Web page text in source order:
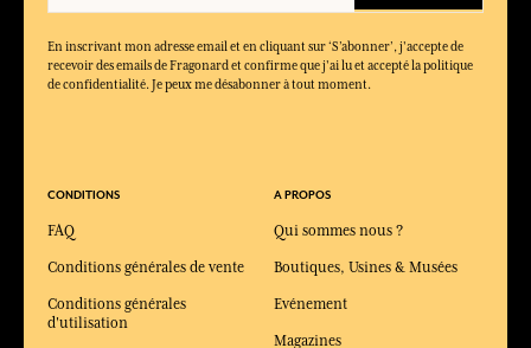
Quels produits composent la collection Bleu Riviera ?
parfumé.
En inscrivant mon adresse email et en cliquant sur ‘S’abonner’, j'accepte de
recevoir des emails de Fragonard et confirme que j'ai lu et accepté la politique
de confidentialité. Je peux me désabonner à tout moment.
CONDITIONS
FAQ
Conditions générales de vente
Conditions générales
d'utilisation
A PROPOS
Qui sommes nous ?
Boutiques, Usines & Musées
Evénement
Magazines